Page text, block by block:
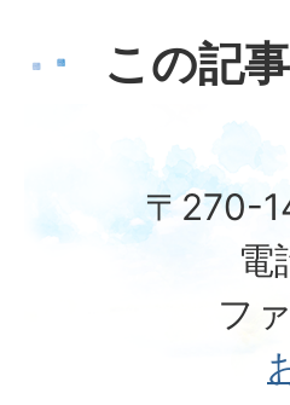
この記
〒270-
電
フ